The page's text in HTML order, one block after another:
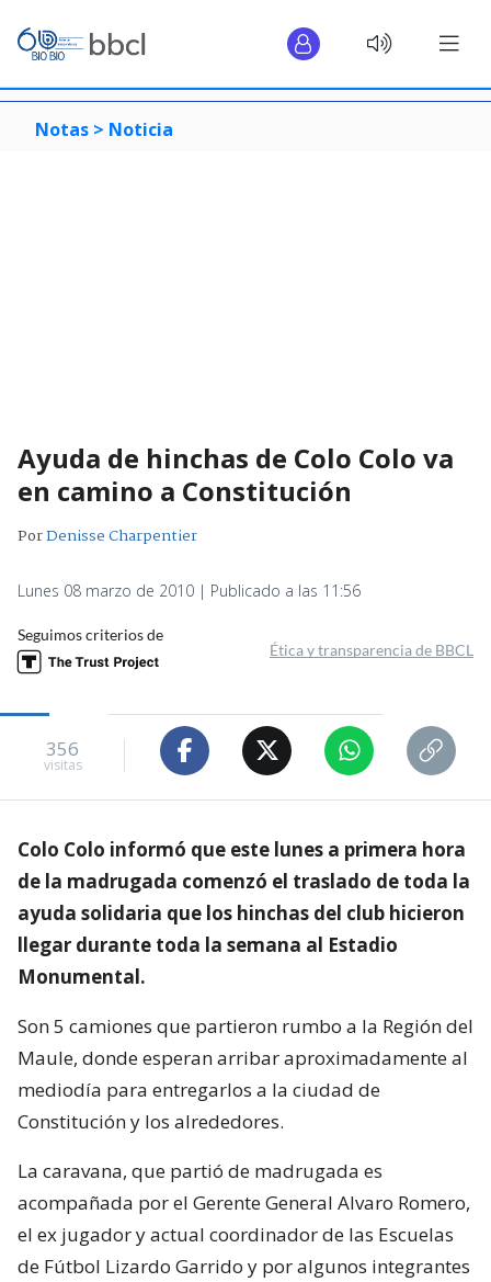
Notas > Noticia
Ayuda de hinchas de Colo Colo va
en camino a Constitución
PorDenisse Charpentier
Lunes 08 marzo de 2010 | Publicado a las 11:56
Seguimos criterios de
Ética y transparencia de BBCL
356
visitas
Colo Colo informó que este lunes a primera hora
de la madrugada comenzó el traslado de toda la
ayuda solidaria que los hinchas del club hicieron
llegar durante toda la semana al Estadio
Monumental.
Son 5 camiones que partieron rumbo a la Región del
Maule, donde esperan arribar aproximadamente al
mediodía para entregarlos a la ciudad de
Constitución y los alrededores.
La caravana, que partió de madrugada es
acompañada por el Gerente General Alvaro Romero,
el ex jugador y actual coordinador de las Escuelas
de Fútbol Lizardo Garrido y por algunos integrantes